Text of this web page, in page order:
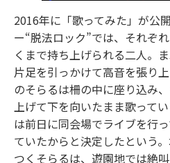
2016年に「歌ってみた」が公
ー“脱法ロック”では、それぞ
くまで持ち上げられる二人。
片足を引っかけて高音を張り
のそらるは柵の中に座り込み
上げて下を向いたまま歌って
は前日に同会場でライブを行
ていたからと決定したという
つくそらるは、遊園地では絶